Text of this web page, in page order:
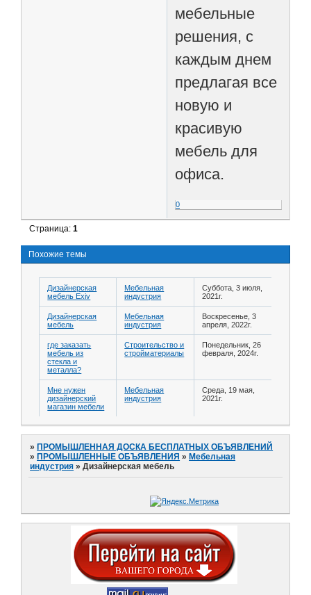
мебельные
решения, с
каждым днем
предлагая все
новую и
красивую
мебель для
офиса.
0
Страница:1
Похожие темы
Дизайнерская
мебель Exiv
Мебельная
индустрия
Суббота, 3 июля,
2021г.
Дизайнерская
мебель
Мебельная
индустрия
Воскресенье, 3
апреля, 2022г.
где заказать
мебель из
стекла и
металла?
Строительство и
стройматериалы
Понедельник, 26
февраля, 2024г.
Мне нужен
дизайнерский
магазин мебели
Мебельная
индустрия
Среда, 19 мая,
2021г.
»ПРОМЫШЛЕННАЯ ДОСКА БЕСПЛАТНЫХ ОБЪЯВЛЕНИЙ
»ПРОМЫШЛЕННЫЕ ОБЪЯВЛЕНИЯ »Мебельная
индустрия »Дизайнерская мебель